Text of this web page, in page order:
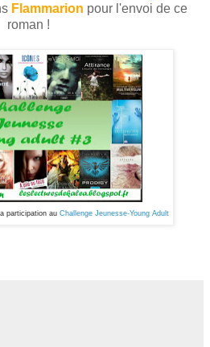
Flammarion pour l'envoi de ce
roman !
participation au Challenge Jeunesse-Young Adult